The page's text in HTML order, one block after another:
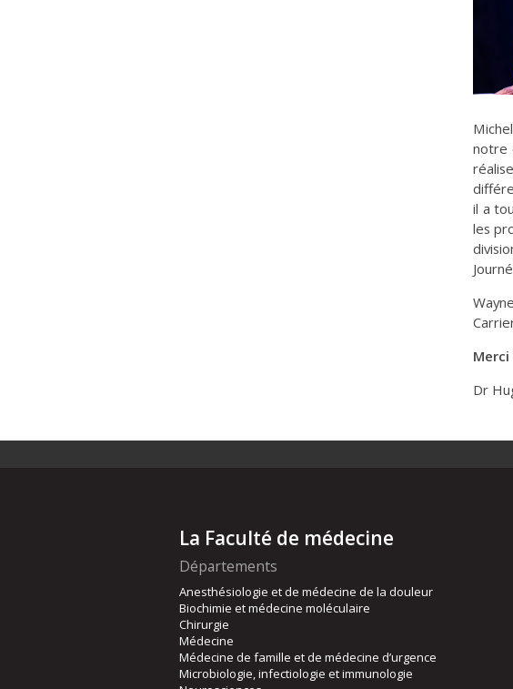
notre
il a
les
Merci
Dr
La Faculté de médecine
Départements
Anesthésiologie et de médecine de la douleur
Biochimie et médecine moléculaire
Chirurgie
Médecine
Médecine de famille et de médecine d’urgence
Microbiologie, infectiologie et immunologie